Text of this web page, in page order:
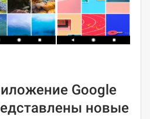
Google
новые